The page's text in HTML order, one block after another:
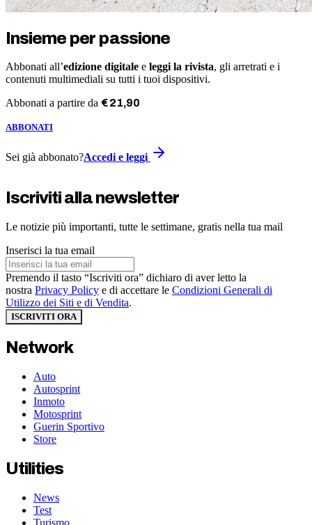
Insieme per passione
Abbonati all’edizione digitale e leggi la rivista, gli arretrati e i
contenuti multimediali su tutti i tuoi dispositivi.
Abbonati a partire da €21,90
ABBONATI
Sei già abbonato?Accedi e leggi
Iscriviti alla newsletter
Le notizie più importanti, tutte le settimane, gratis nella tua mail
Inserisci la tua email
Premendo il tasto “Iscriviti ora” dichiaro di aver letto la
nostra Privacy Policy e di accettare le Condizioni Generali di
Utilizzo dei Siti e di Vendita.
ISCRIVITI ORA
Network
Auto
Autosprint
Inmoto
Motosprint
Guerin Sportivo
Store
Utilities
News
Test
Turismo